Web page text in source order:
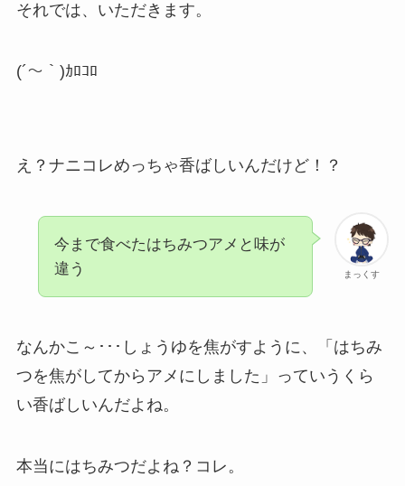
それでは、いただきます。
(´～｀)ｶﾛｺﾛ
え？ナニコレめっちゃ香ばしいんだけど！？
まっくす
今まで食べたはちみつアメと味が
違う
なんかこ～･･･しょうゆを焦がすように、「はちみ
つを焦がしてからアメにしました」っていうくら
い香ばしいんだよね。
本当にはちみつだよね？コレ。